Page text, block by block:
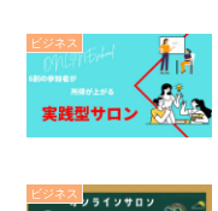
ビジネス
ビジネス